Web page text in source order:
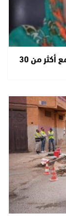
زلزال سياسي بالعيون… استقالة جماعية مع أكثر من 30